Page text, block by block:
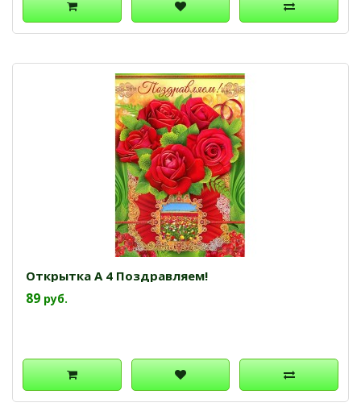
Открытка А 4 Поздравляем!
89 руб.